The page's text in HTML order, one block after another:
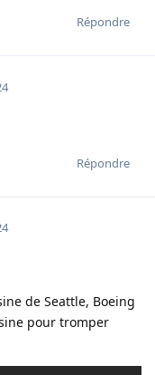
Répondre
Répondre
de Seattle, Boeing
pour tromper